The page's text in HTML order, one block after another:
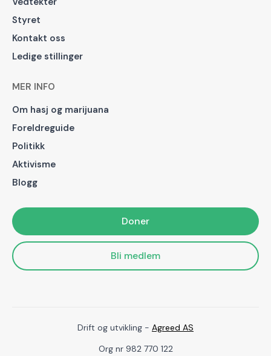
Styret
Kontakt oss
Ledige stillinger
MER INFO
Om hasj og marijuana
Foreldreguide
Politikk
Aktivisme
Blogg
Doner
Bli medlem
Drift og utvikling - Agreed AS
Org nr 982 770 122